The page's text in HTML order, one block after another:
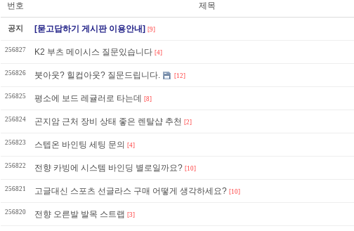
번호 제목
공지 [묻고답하기 게시판 이용안내] [9]
256827 K2 부츠 메이시스 질문있습니다 [4]
256826 붓아웃? 힐컵아웃? 질문드립니다. [12]
256825 평소에 보드 레귤러로 타는데 [8]
256824 곤지암 근처 장비 상태 좋은 렌탈샵 추천 [2]
256823 스텝온 바인팅 세팅 문의 [4]
256822 전향 카빙에 시스템 바인딩 별로일까요? [10]
256821 고글대신 스포츠 선글라스 구매 어떻게 생각하세요? [10]
256820 전향 오른발 발목 스트랩 [3]